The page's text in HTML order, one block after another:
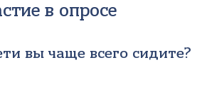
в опросе
вы чаще всего сидите?